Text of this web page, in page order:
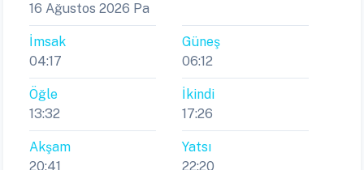
16 Ağustos 2026 Pa
İmsak
04:17
Güneş
06:12
Öğle
13:32
İkindi
17:26
Akşam
20:41
Yatsı
22:20